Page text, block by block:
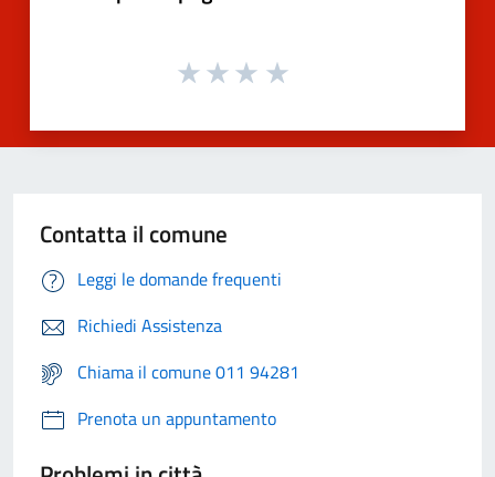
Contatta il comune
Leggi le domande frequenti
Richiedi Assistenza
Chiama il comune 011 94281
Prenota un appuntamento